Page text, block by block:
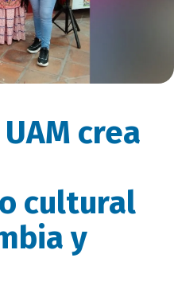
crea
cultural
y